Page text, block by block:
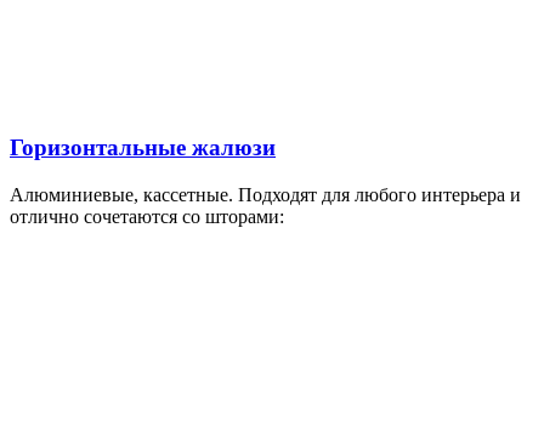
Горизонтальные жалюзи
Алюминиевые, кассетные. Подходят для любого интерьера и
отлично сочетаются со шторами: